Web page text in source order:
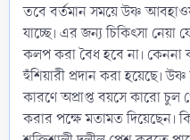
তবে বর্তমান সময়ে উষ্ণ
যাচ্ছে। এর জন্য চিকিৎসা নেয়া
কলপ করা বৈধ হবে না। কেননা
হুঁশিয়ারী প্রদান করা হয়েছে।
কারণে অপ্রাপ্ত বয়সে কারো
করার পক্ষে মতামত দিয়েছেন।